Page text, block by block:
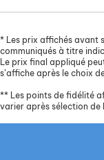
* Les prix affichés avant
communiqués à titre
Le prix final appliqué
s’affiche après le choix
** Les points de fidélité
varier après sélection de